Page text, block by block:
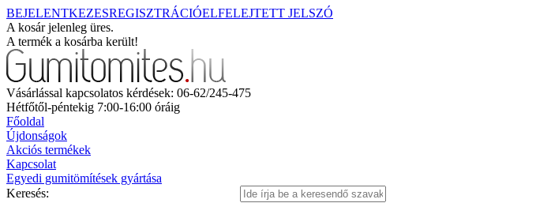
BEJELENTKEZESREGISZTRÁCIÓELFELEJTETT JELSZÓ
A kosár jelenleg üres.
A termék a kosárba került!
Vásárlással kapcsolatos kérdések: 06-62/245-475
Hétfőtől-péntekig 7:00-16:00 óráig
Főoldal
Újdonságok
Akciós termékek
Kapcsolat
Egyedi gumitömítések gyártása
Keresés: